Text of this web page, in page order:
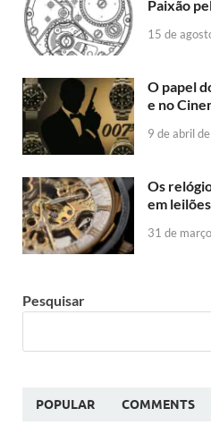
Paixão
15 de
O papel
e no
9 de abril
Os
em leilões
31 de
Pesquisar
POPULAR COMMENTS